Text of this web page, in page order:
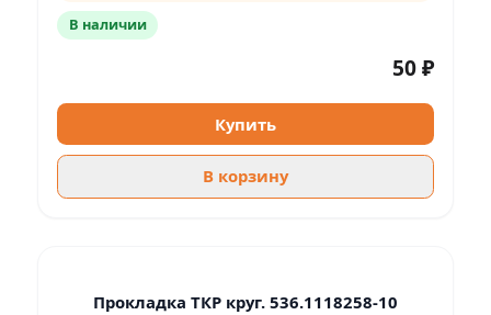
В наличии
50 ₽
Купить
В корзину
Прокладка ТКР круг. 536.1118258-10